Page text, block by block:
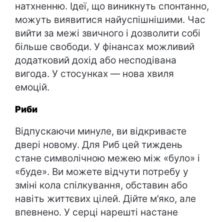
натхненню. Ідеї, що виникнуть спонтанно,
можуть виявитися найуспішнішими. Час
вийти за межі звичного і дозволити собі
більше свободи. У фінансах можливий
додатковий дохід або несподівана
вигода. У стосунках — нова хвиля
емоцій.
Риби
Відпускаючи минуле, ви відкриваєте
двері новому. Для Риб цей тиждень
стане символічною межею між «було» і
«буде». Ви можете відчути потребу у
зміні кола спілкування, обставин або
навіть життєвих цілей. Дійте м’яко, але
впевнено. У серці нарешті настане